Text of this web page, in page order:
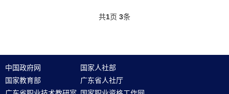
共1页 3条
中国政府网
国家人社部
国家教育部
广东省人社厅